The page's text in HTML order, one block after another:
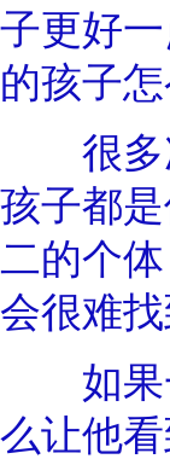
子更好
的孩子
很多次
孩子都
二的个
会很难
如果一
么让他